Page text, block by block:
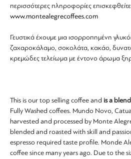
περισσότερες πληροφορίες
www.montealegrecoffees.com
Γευστικά έχουμε μια ισορροπημένη
ζαχαροκάλαμο, σοκολάτα, κακάο,
κρεμώδες τελείωμα με έντονο άρωμα
This is our top selling coffee and is a
Fully Washed coffees. Mundo Novo,
harvested and processed by Monte
blended and roasted with skill and
espresso required taste profile. Monde
coffee since many years ago. Due to the